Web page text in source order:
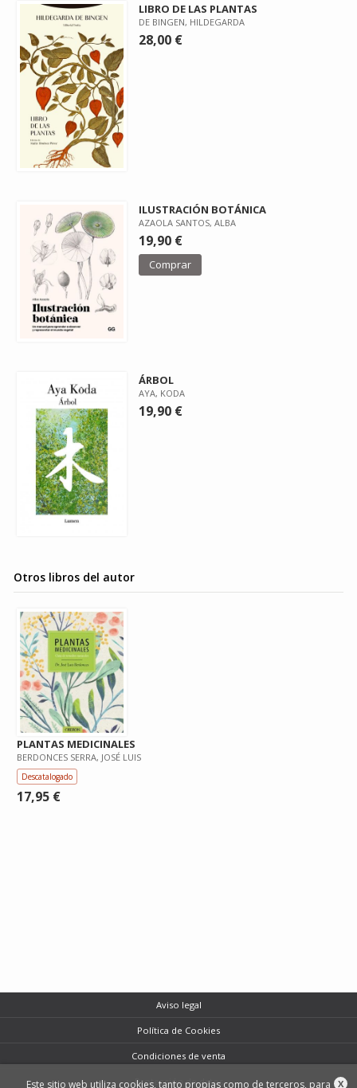
LIBRO DE LAS PLANTAS
DE BINGEN, HILDEGARDA
28,00 €
ILUSTRACIÓN BOTÁNICA
AZAOLA SANTOS, ALBA
19,90 €
Comprar
ÁRBOL
AYA, KODA
19,90 €
Otros libros del autor
PLANTAS MEDICINALES
BERDONCES SERRA, JOSÉ LUIS
Descatalogado
17,95 €
Aviso legal
Política de Cookies
Condiciones de venta
Protección de datos X
Este sitio web utiliza cookies, tanto propias como de terceros, para